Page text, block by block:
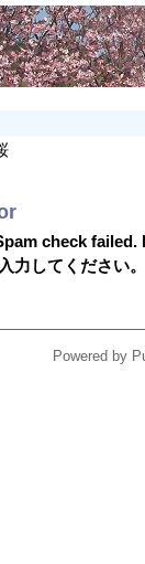
check
力してください。
Powered by